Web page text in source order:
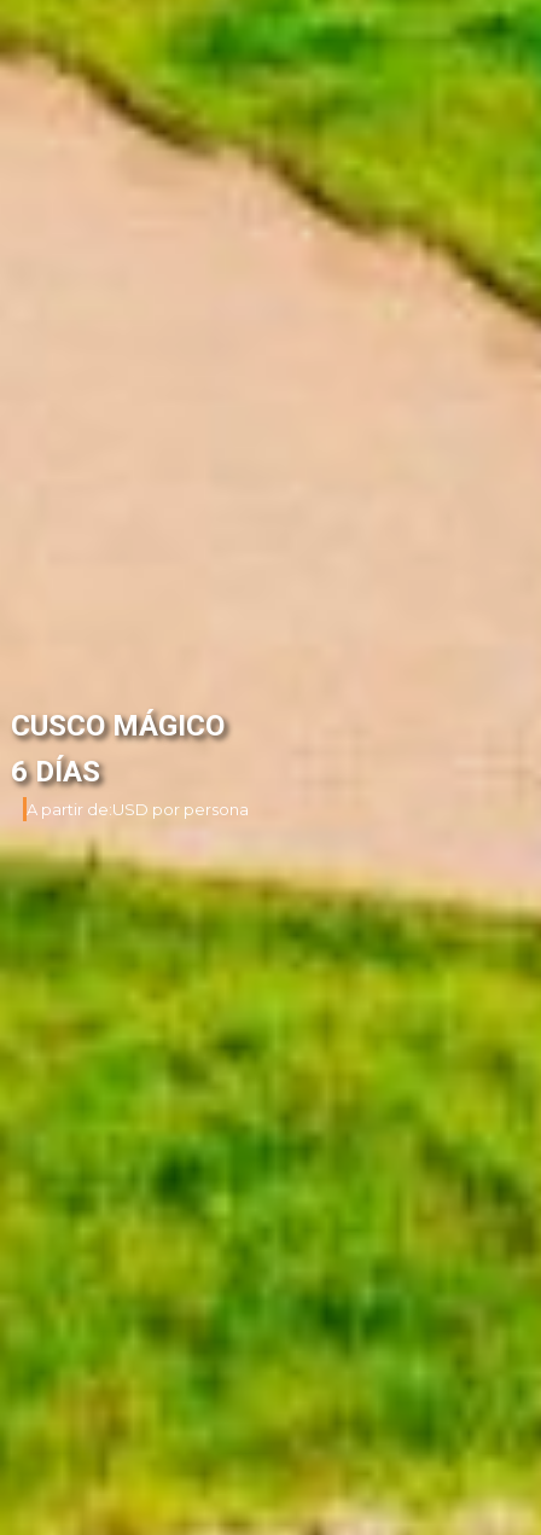
CUSCO MÁGICO
6 DÍAS
A partir de:USD por persona